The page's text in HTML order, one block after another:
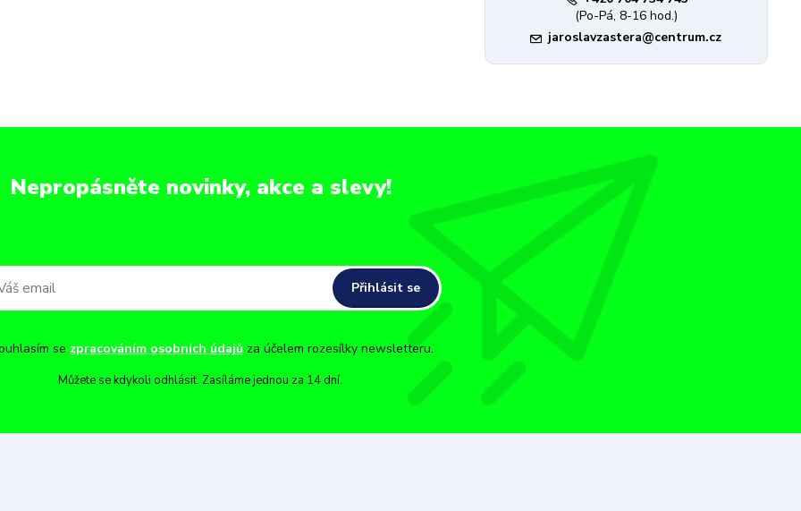
(Po-Pá, 8-16 hod.)
jaroslavzastera@centrum.cz
Nepropásněte novinky, akce a slevy!
Přihlásit se
se zpracováním osobních údajůza účelem rozesílky newsletteru.
Můžete se kdykoli odhlásit. Zasíláme jednou za 14 dní.